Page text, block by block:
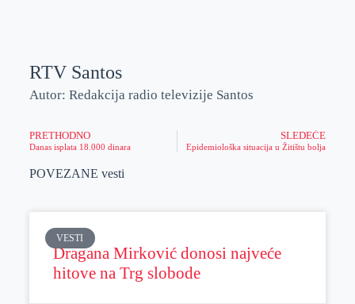
RTV Santos
Autor: Redakcija radio televizije Santos
PRETHODNO
Danas isplata 18.000 dinara
SLEDEĆE
Epidemiološka situacija u Žitištu bolja
POVEZANE vesti
VESTI
Dragana Mirković donosi najveće
hitove na Trg slobode